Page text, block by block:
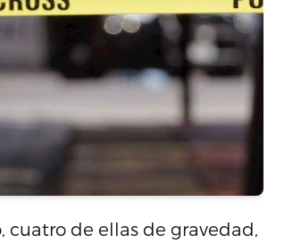
cuatro de ellas de gravedad,